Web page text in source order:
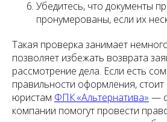
Убедитесь, что документы
пронумерованы, если их
Такая проверка занимает
позволяет избежать возврата
рассмотрение дела. Если есть
правильности оформления, стоит
юристам ФПК «Альтернатива» —
компании помогут провести